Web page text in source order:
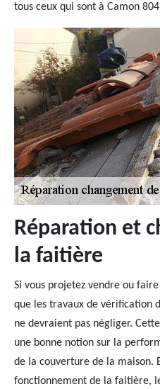
tous ceux qui sont à Camon
Réparation et
la faitière
Si vous projetez vendre ou
que les travaux de vérification
ne devraient pas négliger.
une bonne notion sur la
de la couverture de la maison.
fonctionnement de la faitière,